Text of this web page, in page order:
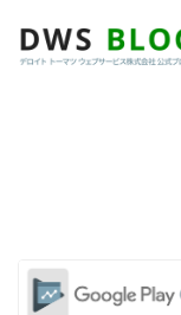
プログラミング